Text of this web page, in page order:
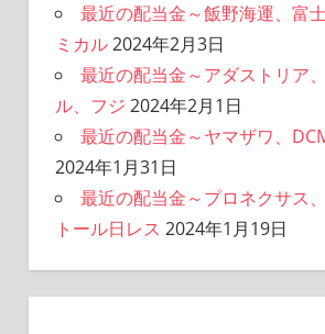
最近の配当金～飯野海運、富
ミカル 2024年2月3日
最近の配当金～アダストリア
ル、フジ 2024年2月1日
最近の配当金～ヤマザワ、
2024年1月31日
最近の配当金～プロネクサス
トール日レス 2024年1月19日